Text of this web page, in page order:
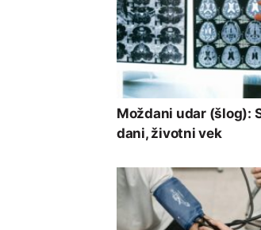
Moždani udar (šlog):
dani, životni vek